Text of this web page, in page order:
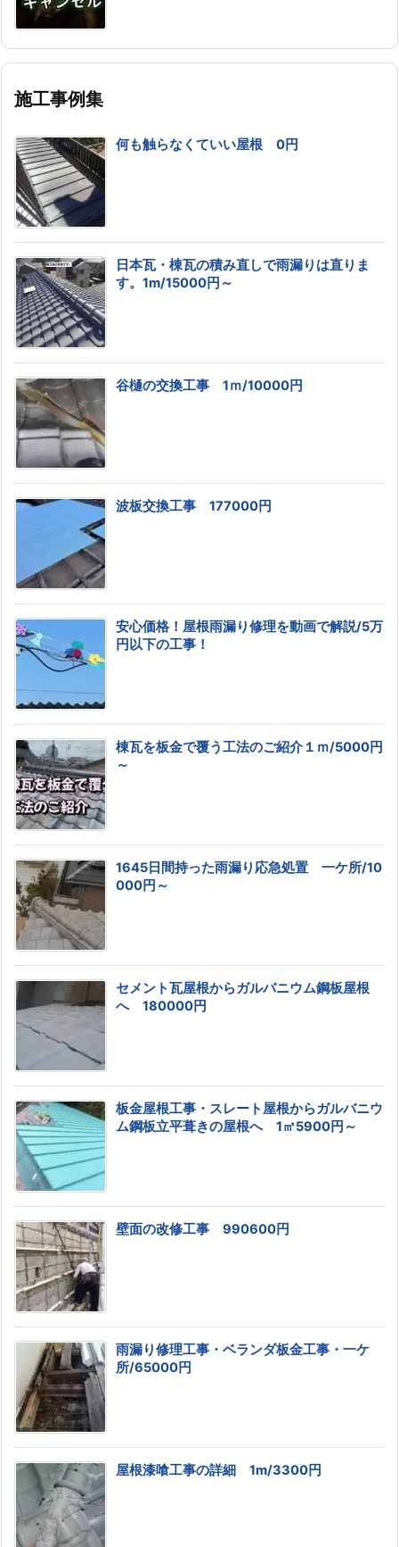
施工事例集
何も触らなくていい屋根 0円
日本瓦・棟瓦の積み直しで雨漏りは直りま
す。1m/15000円～
谷樋の交換工事 1ｍ/10000円
波板交換工事 177000円
安心価格！屋根雨漏り修理を動画で解説/5万
円以下の工事！
棟瓦を板金で覆う工法のご紹介１ｍ/5000円
～
1645日間持った雨漏り応急処置 一ケ所/10
000円～
セメント瓦屋根からガルバニウム鋼板屋根
へ 180000円
板金屋根工事・スレート屋根からガルバニウ
ム鋼板立平葺きの屋根へ 1㎡5900円～
壁面の改修工事 990600円
雨漏り修理工事・ベランダ板金工事・一ケ
所/65000円
屋根漆喰工事の詳細 1m/3300円